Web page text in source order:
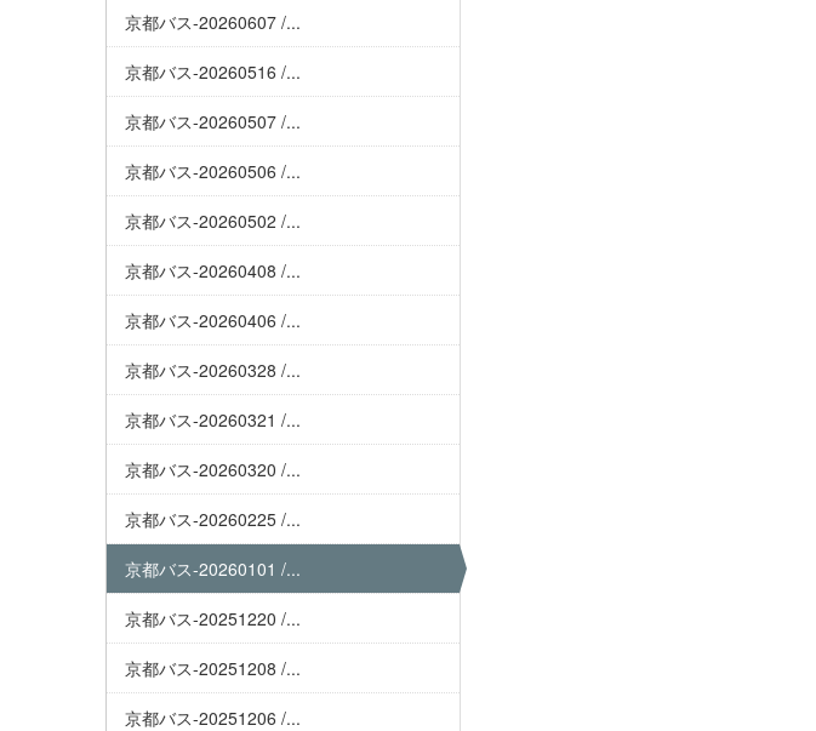
京都バス-20260607 /...
京都バス-20260516 /...
京都バス-20260507 /...
京都バス-20260506 /...
京都バス-20260502 /...
京都バス-20260408 /...
京都バス-20260406 /...
京都バス-20260328 /...
京都バス-20260321 /...
京都バス-20260320 /...
京都バス-20260225 /...
京都バス-20260101 /...
京都バス-20251220 /...
京都バス-20251208 /...
京都バス-20251206 /...